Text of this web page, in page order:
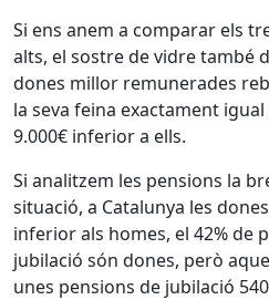
Si ens anem a comparar els
alts, el sostre de vidre també
dones millor remunerades
la seva feina exactament
9.000€ inferior a ells.
Si analitzem les pensions la
situació, a Catalunya les
inferior als homes, el 42% de
jubilació són dones, però
unes pensions de jubilació